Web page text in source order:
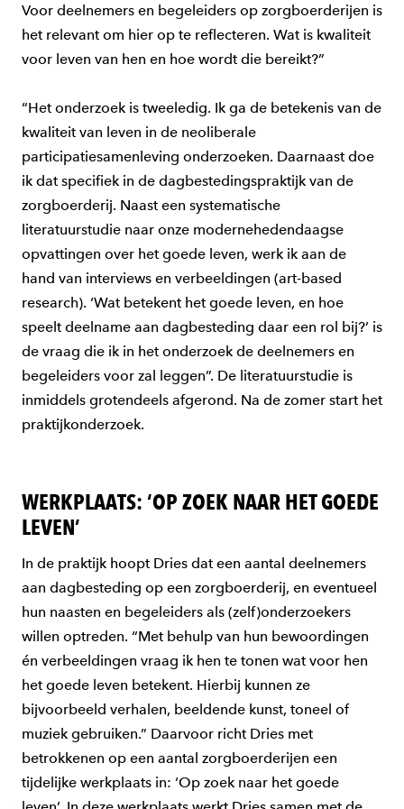
Voor deelnemers en begeleiders op zorgboerderijen is
het relevant om hier op te reflecteren. Wat is kwaliteit
voor leven van hen en hoe wordt die bereikt?”
“Het onderzoek is tweeledig. Ik ga de betekenis van de
kwaliteit van leven in de neoliberale
participatiesamenleving onderzoeken. Daarnaast doe
ik dat specifiek in de dagbestedingspraktijk van de
zorgboerderij. Naast een systematische
literatuurstudie naar onze modernehedendaagse
opvattingen over het goede leven, werk ik aan de
hand van interviews en verbeeldingen (art-based
research). ‘Wat betekent het goede leven, en hoe
speelt deelname aan dagbesteding daar een rol bij?’ is
de vraag die ik in het onderzoek de deelnemers en
begeleiders voor zal leggen”. De literatuurstudie is
inmiddels grotendeels afgerond. Na de zomer start het
praktijkonderzoek.
WERKPLAATS: ‘OP ZOEK NAAR HET GOEDE
LEVEN’
In de praktijk hoopt Dries dat een aantal deelnemers
aan dagbesteding op een zorgboerderij, en eventueel
hun naasten en begeleiders als (zelf)onderzoekers
willen optreden. “Met behulp van hun bewoordingen
én verbeeldingen vraag ik hen te tonen wat voor hen
het goede leven betekent. Hierbij kunnen ze
bijvoorbeeld verhalen, beeldende kunst, toneel of
muziek gebruiken.” Daarvoor richt Dries met
betrokkenen op een aantal zorgboerderijen een
tijdelijke werkplaats in: ‘Op zoek naar het goede